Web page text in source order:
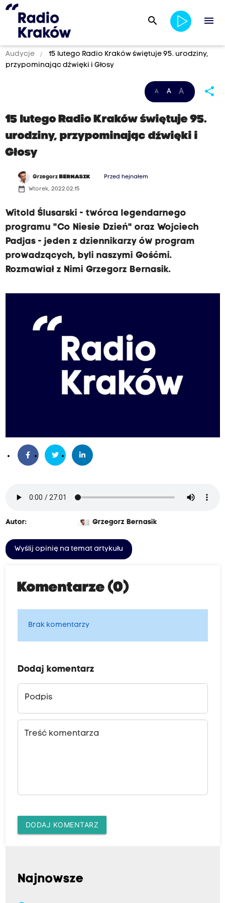
search menu
Audycje
15 lutego Radio Kraków świętuje 95. urodziny,
przypominając dźwięki i Głosy
A A A share
15 lutego Radio Kraków świętuje 95.
urodziny, przypominając dźwięki i
Głosy
Grzegorz BERNASIK Przed hejnałem
date_range Wtorek, 2022.02.15
Witold Ślusarski - twórca legendarnego
programu "Co Niesie Dzień" oraz Wojciech
Padjas - jeden z dziennikarzy ów program
prowadzących, byli naszymi Gośćmi.
Rozmawiał z Nimi Grzegorz Bernasik.
Autor: Grzegorz Bernasik
Wyślij opinię na temat artykułu
Komentarze (0)
Brak komentarzy
Dodaj komentarz
Podpis
Treść komentarza
DODAJ KOMENTARZ
Najnowsze